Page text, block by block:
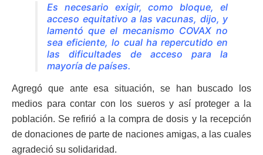
Es necesario exigir, como bloque, el
acceso equitativo a las vacunas, dijo, y
lamentó que el mecanismo COVAX no
sea eficiente, lo cual ha repercutido en
las dificultades de acceso para la
mayoría de países.
Agregó que ante esa situación, se han buscado los
medios para contar con los sueros y así proteger a la
población. Se refirió a la compra de dosis y la recepción
de donaciones de parte de naciones amigas, a las cuales
agradeció su solidaridad.